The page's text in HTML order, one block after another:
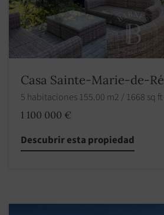
Casa Sainte-Marie-de-Ré
5 habitaciones 155.00 m2 / 1668 sq ft
1 100 000 €
Descubrir esta propiedad